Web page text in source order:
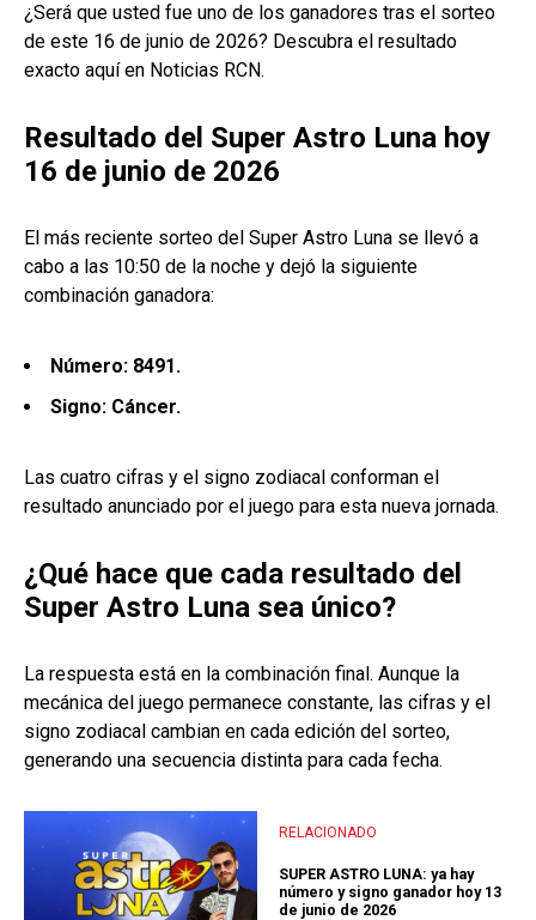
¿Será que usted fue uno de los ganadores tras el sorteo
de este 16 de junio de 2026? Descubra el resultado
exacto aquí en Noticias RCN.
Resultado del Super Astro Luna hoy
16 de junio de 2026
El más reciente sorteo del Super Astro Luna se llevó a
cabo a las 10:50 de la noche y dejó la siguiente
combinación ganadora:
Número: 8491.
Signo: Cáncer.
Las cuatro cifras y el signo zodiacal conforman el
resultado anunciado por el juego para esta nueva jornada.
¿Qué hace que cada resultado del
Super Astro Luna sea único?
La respuesta está en la combinación final. Aunque la
mecánica del juego permanece constante, las cifras y el
signo zodiacal cambian en cada edición del sorteo,
generando una secuencia distinta para cada fecha.
RELACIONADO
SUPER ASTRO LUNA: ya hay
número y signo ganador hoy 13
de junio de 2026